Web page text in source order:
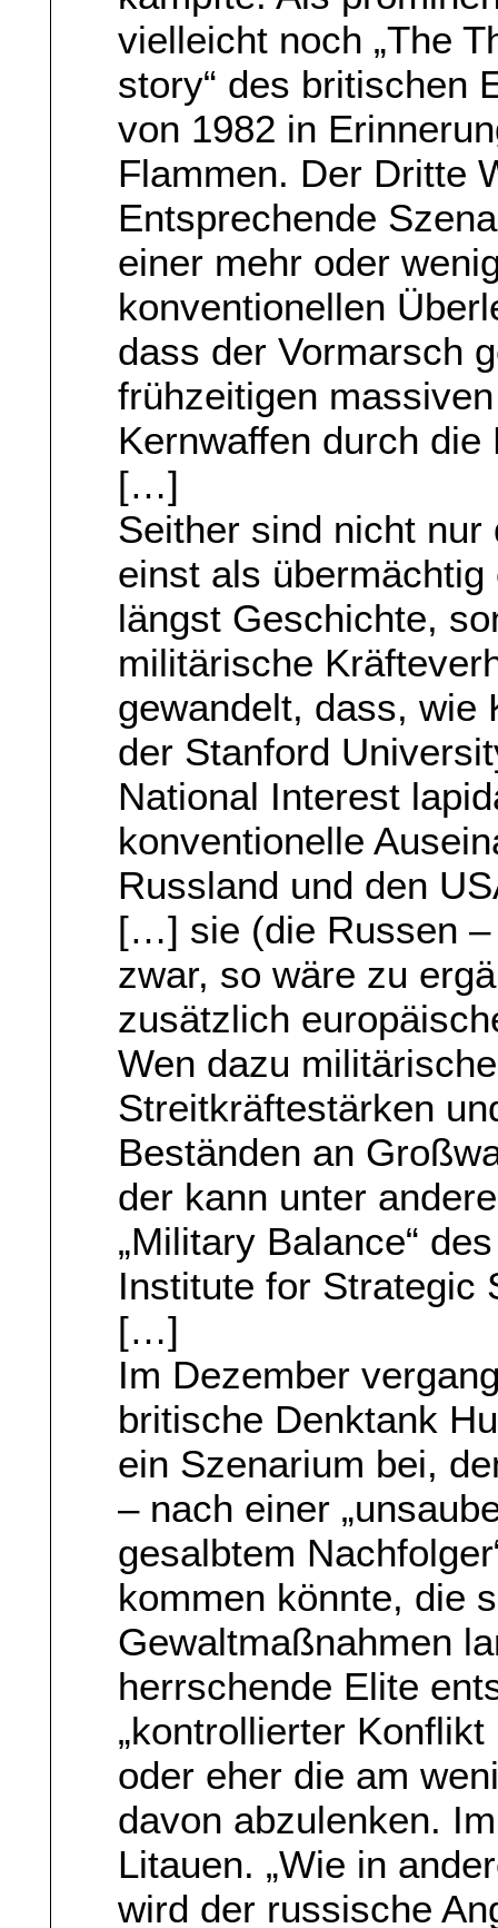
vielleicht noch „The
story“ des britischen
von 1982 in
Flammen. Der Dritte
Entsprechende
einer mehr oder
konventionellen
dass der Vormarsch
frühzeitigen
Kernwaffen durch
[…]
Seither sind nicht
einst als
längst Geschichte,
militärische
gewandelt, dass, wie
der Stanford
National Interest
konventionelle
Russland und den
[…] sie (die Russen –
zwar, so wäre zu
zusätzlich
Wen dazu
Streitkräftestärken
Beständen an
der kann unter
„Military Balance“
Institute for Strategic
[…]
Im Dezember
britische Denktank
ein Szenarium bei,
– nach einer
gesalbtem
kommen könnte, die
Gewaltmaßnahmen
herrschende Elite
„kontrollierter
oder eher die am
davon abzulenken.
Litauen. „Wie in
wird der russische